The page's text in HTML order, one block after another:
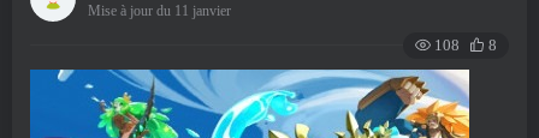
Mise à jour du 11 janvier
108 8